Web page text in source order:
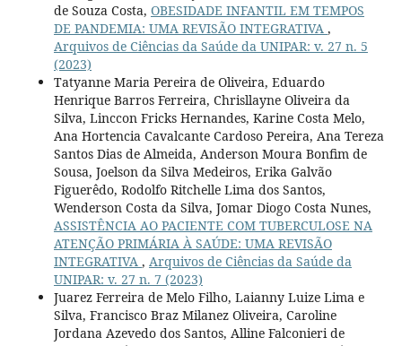
de Souza Costa, OBESIDADE INFANTIL EM TEMPOS
DE PANDEMIA: UMA REVISÃO INTEGRATIVA ,
Arquivos de Ciências da Saúde da UNIPAR: v. 27 n. 5
(2023)
Tatyanne Maria Pereira de Oliveira, Eduardo
Henrique Barros Ferreira, Chrisllayne Oliveira da
Silva, Linccon Fricks Hernandes, Karine Costa Melo,
Ana Hortencia Cavalcante Cardoso Pereira, Ana Tereza
Santos Dias de Almeida, Anderson Moura Bonfim de
Sousa, Joelson da Silva Medeiros, Erika Galvão
Figuerêdo, Rodolfo Ritchelle Lima dos Santos,
Wenderson Costa da Silva, Jomar Diogo Costa Nunes,
ASSISTÊNCIA AO PACIENTE COM TUBERCULOSE NA
ATENÇÃO PRIMÁRIA À SAÚDE: UMA REVISÃO
INTEGRATIVA , Arquivos de Ciências da Saúde da
UNIPAR: v. 27 n. 7 (2023)
Juarez Ferreira de Melo Filho, Laianny Luize Lima e
Silva, Francisco Braz Milanez Oliveira, Caroline
Jordana Azevedo dos Santos, Alline Falconieri de